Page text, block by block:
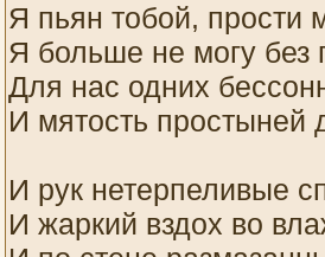
Я пьян тобой, прости
Я больше не могу без
Для нас одних
И мятость простыней
И рук нетерпеливые
И жаркий вздох во